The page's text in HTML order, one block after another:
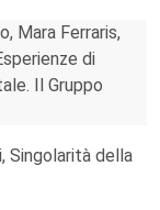
Mara Ferraris,
di
Il Gruppo
Singolarità della